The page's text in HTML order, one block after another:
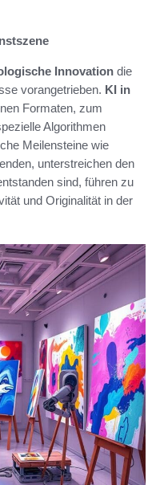
Innovation die
vorangetrieben. KI in
Formaten, zum
Algorithmen
Meilensteine wie
unterstreichen den
sind, führen zu
und Originalität in der